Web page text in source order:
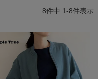
8件中 1-8件表示